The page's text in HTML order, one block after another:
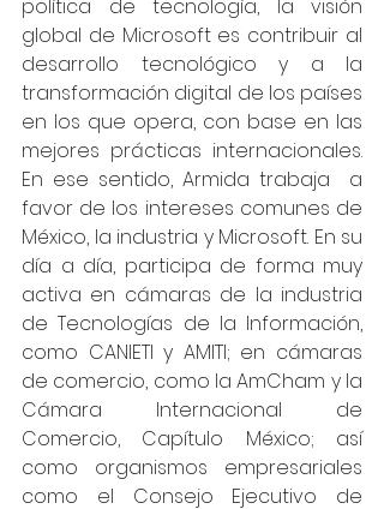
política de tecnología, la visión
global de Microsoft es contribuir al
desarrollo tecnológico y a la
transformación digital de los países
en los que opera, con base en las
mejores prácticas internacionales.
En ese sentido, Armida trabaja  a
favor de los intereses comunes de
México, la industria y Microsoft. En su
día a día, participa de forma muy
activa en cámaras de la industria
de Tecnologías de la Información,
como CANIETI y AMITI; en cámaras
de comercio, como la AmCham y la
Cámara Internacional de
Comercio, Capítulo México; así
como organismos empresariales
como el Consejo Ejecutivo de